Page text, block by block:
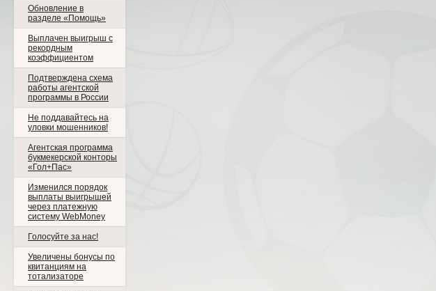
Обновление в
разделе «Помощь»
Выплачен выигрыш с
рекордным
коэффициентом
Подтверждена схема
работы агентской
программы в России
Не поддавайтесь на
уловки мошенников!
Агентская программа
букмекерской конторы
«Гол+Пас»
Изменился порядок
выплаты выигрышей
через платежную
систему WebMoney
Голосуйте за нас!
Увеличены бонусы по
квитанциям на
тотализаторе